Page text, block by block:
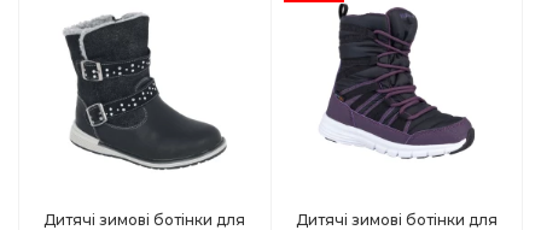
Дитячі зимові ботінки для
Дитячі зимові ботінки для